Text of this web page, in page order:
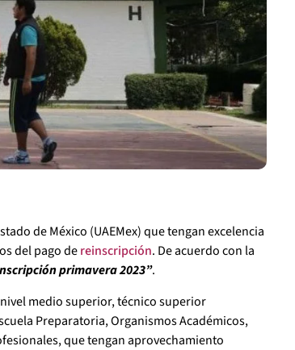
de México (UAEMex) que tengan excelencia
del pago dereinscripción. De acuerdo con la
primavera 2023”.
medio superior, técnico superior
Preparatoria, Organismos Académicos,
que tengan aprovechamiento